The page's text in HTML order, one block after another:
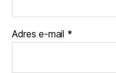
Adres e-mail *